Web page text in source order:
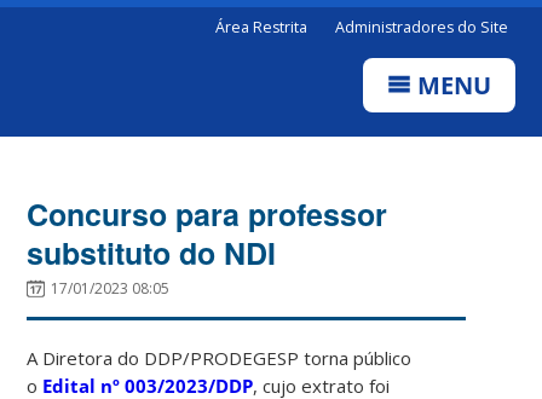
Área Restrita Administradores do Site
MENU
Concurso para professor
substituto do NDI
17/01/2023 08:05
A Diretora do DDP/PRODEGESP torna público
o Edital nº 003/2023/DDP, cujo extrato foi